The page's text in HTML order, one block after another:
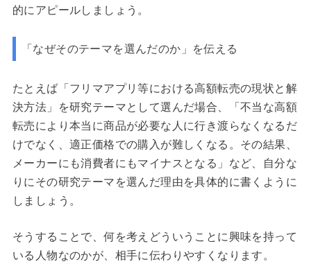
的にアピールしましょう。
「なぜそのテーマを選んだのか」を伝える
たとえば「フリマアプリ等における高額転売の現状と解
決方法」を研究テーマとして選んだ場合、「不当な高額
転売により本当に商品が必要な人に行き渡らなくなるだ
けでなく、適正価格での購入が難しくなる。その結果、
メーカーにも消費者にもマイナスとなる」など、自分な
りにその研究テーマを選んだ理由を具体的に書くように
しましょう。
そうすることで、何を考えどういうことに興味を持って
いる人物なのかが、相手に伝わりやすくなります。